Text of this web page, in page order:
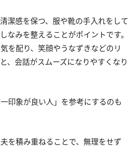
潔感を保つ、服や靴の手入れをして
なみを整えることがポイントです。
を配り、笑顔やうなずきなどのリ
、会話がスムーズになりやすくなり
印象が良い人」を参考にするのも
を積み重ねることで、無理をせず